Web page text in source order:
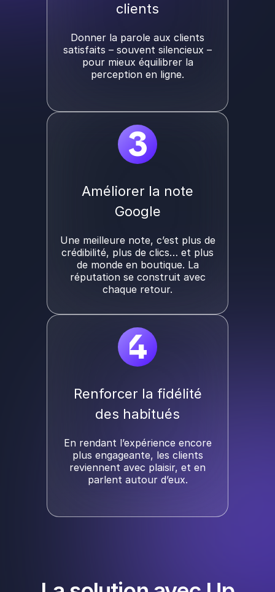
clients
Donner la parole aux clients
satisfaits – souvent silencieux –
pour mieux équilibrer la
perception en ligne.
3
Améliorer la note
Google
Une meilleure note, c’est plus de
crédibilité, plus de clics… et plus
de monde en boutique. La
réputation se construit avec
chaque retour.
4
Renforcer la fidélité
des habitués
En rendant l’expérience encore
plus engageante, les clients
reviennent avec plaisir, et en
parlent autour d’eux.